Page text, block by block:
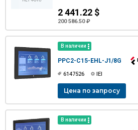
2 441.22 $
200 586.50 ₽
В наличии
PPC2-C15-EHL-J1/8G
6147526 IEI
Цена по запросу
В наличии